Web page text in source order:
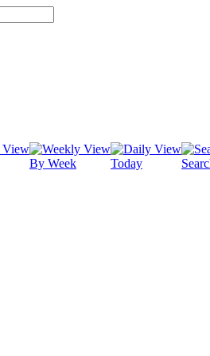
By Week Today